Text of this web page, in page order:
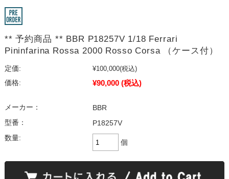
** 予約商品 ** BBR P18257V 1/18 Ferrari
Pininfarina Rossa 2000 Rosso Corsa （ケース付）
定価: ¥100,000(税込)
価格:
¥90,000 (税込)
メーカー：
BBR
型番：
P18257V
数量:
個